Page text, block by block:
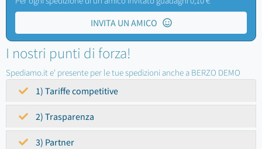
INVITA UN AMICO
I nostri punti di forza!
Spediamo.it e' presente per le tue spedizioni anche a BERZO DEMO
1) Tariffe competitive
2) Trasparenza
3) Partner